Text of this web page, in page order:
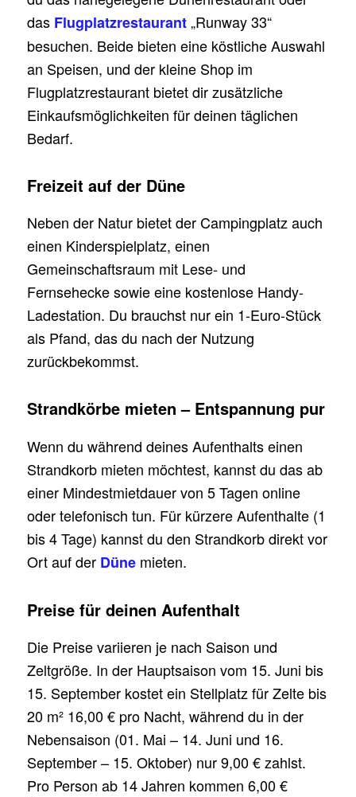
das Flugplatzrestaurant„Runway 33“
besuchen. Beide bieten eine köstliche Auswahl
an Speisen, und der kleine Shop im
Flugplatzrestaurant bietet dir zusätzliche
Einkaufsmöglichkeiten für deinen täglichen
Bedarf.
Freizeit auf der Düne
Neben der Natur bietet der Campingplatz auch
einen Kinderspielplatz, einen
Gemeinschaftsraum mit Lese- und
Fernsehecke sowie eine kostenlose Handy-
Ladestation. Du brauchst nur ein 1-Euro-Stück
als Pfand, das du nach der Nutzung
zurückbekommst.
Strandkörbe mieten – Entspannung pur
Wenn du während deines Aufenthalts einen
Strandkorb mieten möchtest, kannst du das ab
einer Mindestmietdauer von 5 Tagen online
oder telefonisch tun. Für kürzere Aufenthalte (1
bis 4 Tage) kannst du den Strandkorb direkt vor
Ort auf der Düne mieten.
Preise für deinen Aufenthalt
Die Preise variieren je nach Saison und
Zeltgröße. In der Hauptsaison vom 15. Juni bis
15. September kostet ein Stellplatz für Zelte bis
20 m² 16,00 € pro Nacht, während du in der
Nebensaison (01. Mai – 14. Juni und 16.
September – 15. Oktober) nur 9,00 € zahlst.
Pro Person ab 14 Jahren kommen 6,00 €